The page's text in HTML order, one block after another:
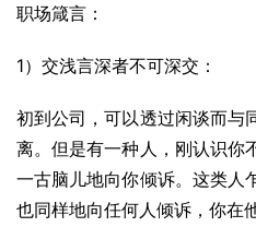
职场箴言：
1）交浅言深者不可深交：
初到公司，可以透过闲谈而与
离。但是有一种人，刚认识你
一古脑儿地向你倾诉。这类人
也同样地向任何人倾诉，你在